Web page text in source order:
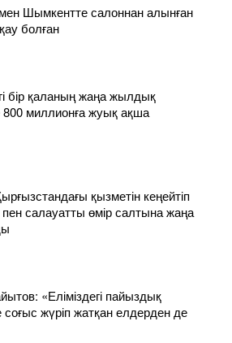
Шымкентте салоннан алынған
болған
бір қаланың жаңа жылдық
800 миллионға жуық ақша
қызметін кеңейтіп
пен салауатты өмір салтына жаңа
«Еліміздегі пайыздық
жүріп жатқан елдерден де